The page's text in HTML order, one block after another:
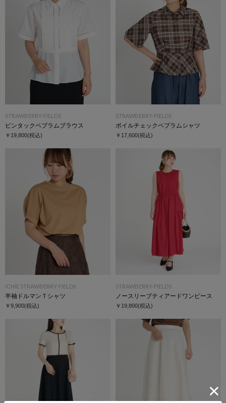
STRAWBERRY-FIELDS
ピンタックペプラムブラウス
￥19,800(税込)
STRAWBERRY-FIELDS
ボイルチェックペプラムシャツ
￥17,600(税込)
ICHIE STRAWBERRY-FIELDS
半袖ドルマンＴシャツ
￥9,900(税込)
STRAWBERRY-FIELDS
ノースリーブティアードワンピース
￥19,800(税込)